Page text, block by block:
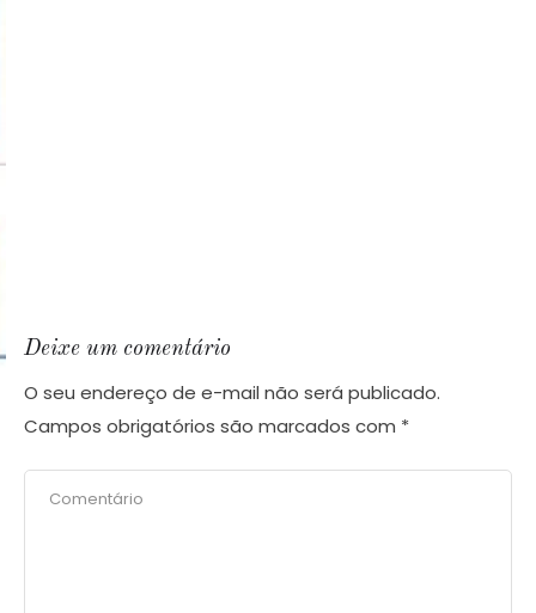
Deixe um comentário
O seu endereço de e-mail não será publicado.
Campos obrigatórios são marcados com *